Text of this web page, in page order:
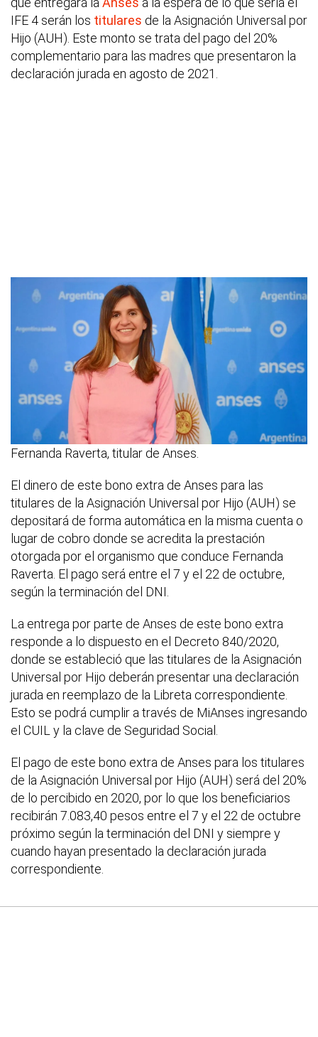
IFE 4 serán los titulares de la Asignación Universal por
Hijo (AUH). Este monto se trata del pago del 20%
complementario para las madres que presentaron la
declaración jurada en agosto de 2021.
Fernanda Raverta, titular de Anses.
El dinero de este bono extra de Anses para las
titulares de la Asignación Universal por Hijo (AUH) se
depositará de forma automática en la misma cuenta o
lugar de cobro donde se acredita la prestación
otorgada por el organismo que conduce Fernanda
Raverta. El pago será entre el 7 y el 22 de octubre,
según la terminación del DNI.
La entrega por parte de Anses de este bono extra
responde a lo dispuesto en el Decreto 840/2020,
donde se estableció que las titulares de la Asignación
Universal por Hijo deberán presentar una declaración
jurada en reemplazo de la Libreta correspondiente.
Esto se podrá cumplir a través de MiAnses ingresando
el CUIL y la clave de Seguridad Social.
El pago de este bono extra de Anses para los titulares
de la Asignación Universal por Hijo (AUH) será del 20%
de lo percibido en 2020, por lo que los beneficiarios
recibirán 7.083,40 pesos entre el 7 y el 22 de octubre
próximo según la terminación del DNI y siempre y
cuando hayan presentado la declaración jurada
correspondiente.